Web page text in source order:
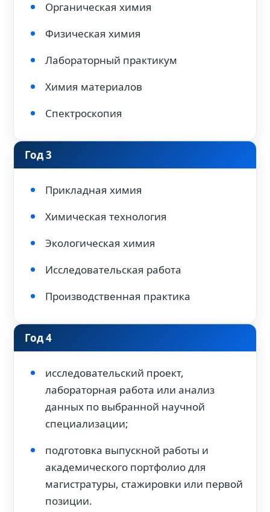
Органическая химия
Физическая химия
Лабораторный практикум
Химия материалов
Спектроскопия
Год 3
Прикладная химия
Химическая технология
Экологическая химия
Исследовательская работа
Производственная практика
Год 4
исследовательский проект,
лабораторная работа или анализ
данных по выбранной научной
специализации;
подготовка выпускной работы и
академического портфолио для
магистратуры, стажировки или первой
позиции.